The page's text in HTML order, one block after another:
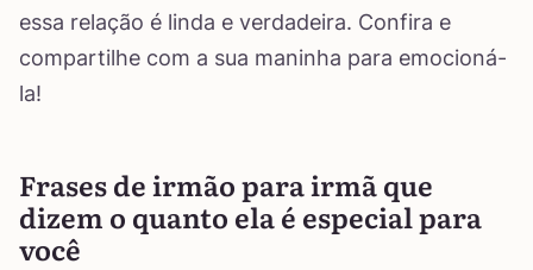
essa relação é linda e verdadeira. Confira e
compartilhe com a sua maninha para emocioná-
la!
Frases de irmão para irmã que
dizem o quanto ela é especial para
você